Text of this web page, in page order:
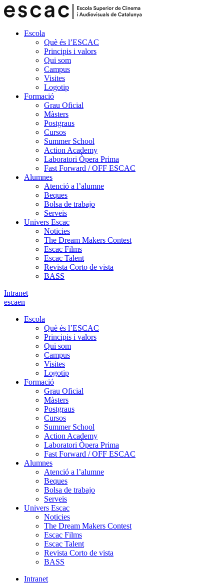
Escola
Què és l’ESCAC
Principis i valors
Qui som
Campus
Visites
Logotip
Formació
Grau Oficial
Màsters
Postgraus
Cursos
Summer School
Action Academy
Laboratori Òpera Prima
Fast Forward / OFF ESCAC
Alumnes
Atenció a l’alumne
Beques
Bolsa de trabajo
Serveis
Univers Escac
Noticies
The Dream Makers Contest
Escac Films
Escac Talent
Revista Corto de vista
BASS
Intranet
escaen
Escola
Què és l’ESCAC
Principis i valors
Qui som
Campus
Visites
Logotip
Formació
Grau Oficial
Màsters
Postgraus
Cursos
Summer School
Action Academy
Laboratori Òpera Prima
Fast Forward / OFF ESCAC
Alumnes
Atenció a l’alumne
Beques
Bolsa de trabajo
Serveis
Univers Escac
Noticies
The Dream Makers Contest
Escac Films
Escac Talent
Revista Corto de vista
BASS
Intranet